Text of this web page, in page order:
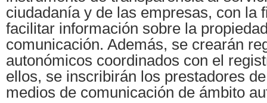
ciudadanía y de las empresas, con la
facilitar información sobre la
comunicación. Además, se crearán
autonómicos coordinados con el
ellos, se inscribirán los prestadores
medios de comunicación de ámbito